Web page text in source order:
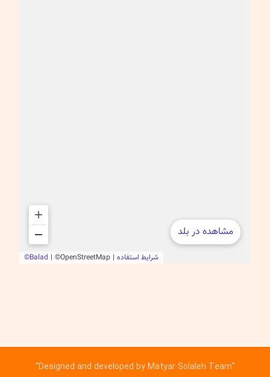
"Designed and developed by Matyar Solaleh Team"